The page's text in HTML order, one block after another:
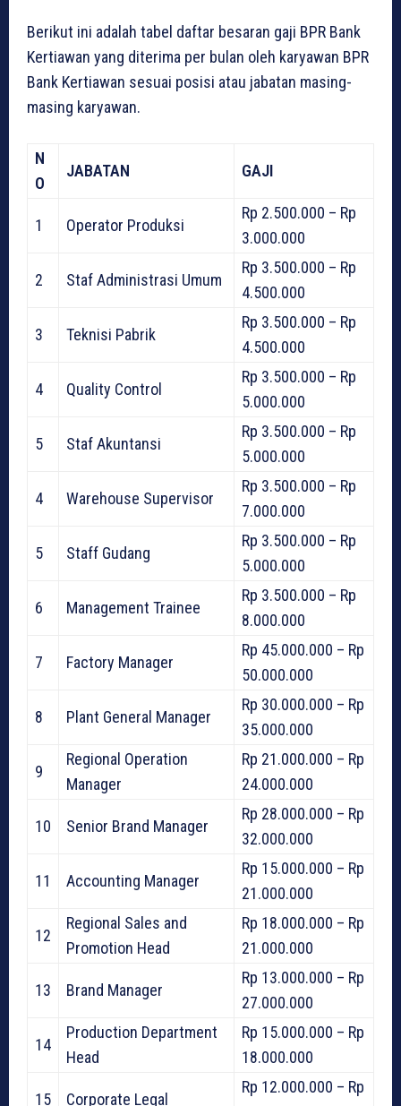
Berikut ini adalah tabel daftar besaran gaji BPR Bank
Kertiawan yang diterima per bulan oleh karyawan BPR
Bank Kertiawan sesuai posisi atau jabatan masing-
masing karyawan.
N
O
JABATAN GAJI
1 Operator Produksi
Rp 2.500.000 – Rp
3.000.000
2 Staf Administrasi Umum
Rp 3.500.000 – Rp
4.500.000
3 Teknisi Pabrik
Rp 3.500.000 – Rp
4.500.000
4 Quality Control
Rp 3.500.000 – Rp
5.000.000
5 Staf Akuntansi
Rp 3.500.000 – Rp
5.000.000
4 Warehouse Supervisor
Rp 3.500.000 – Rp
7.000.000
5 Staff Gudang
Rp 3.500.000 – Rp
5.000.000
6 Management Trainee
Rp 3.500.000 – Rp
8.000.000
7 Factory Manager
Rp 45.000.000 – Rp
50.000.000
8 Plant General Manager
Rp 30.000.000 – Rp
35.000.000
9
Regional Operation
Manager
Rp 21.000.000 – Rp
24.000.000
10 Senior Brand Manager
Rp 28.000.000 – Rp
32.000.000
11 Accounting Manager
Rp 15.000.000 – Rp
21.000.000
12
Regional Sales and
Promotion Head
Rp 18.000.000 – Rp
21.000.000
13 Brand Manager
Rp 13.000.000 – Rp
27.000.000
14
Production Department
Head
Rp 15.000.000 – Rp
18.000.000
15 Corporate Legal
Rp 12.000.000 – Rp